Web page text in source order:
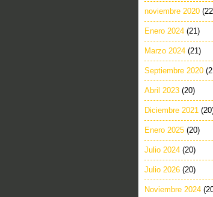
noviembre 2020
Enero 2024 (21)
Marzo 2024 (21)
Septiembre 2020
Abril 2023 (20)
Diciembre 2021
Enero 2025 (20)
Julio 2024 (20)
Julio 2026 (20)
Noviembre 2024